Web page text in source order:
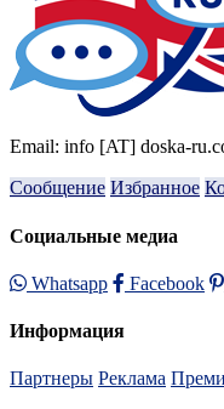
Email: info [AT] doska-
Сообщение Избранное
Социальные медиа
Whatsapp Facebook
Информация
Партнеры Реклама